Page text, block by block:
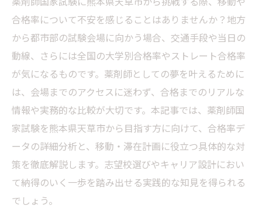
合格率について不安を感じることはありませんか？地方
から都市部の試験会場に向かう場合、交通手段や当日の
動線、さらには全国の大学別合格率やストレート合格率
が気になるものです。薬剤師としての夢を叶えるために
は、会場までのアクセスに迷わず、合格までのリアルな
情報や実務的な比較が大切です。本記事では、薬剤師国
家試験を熊本県天草市から目指す方に向けて、合格率デ
ータの詳細分析と、移動・滞在計画に役立つ具体的な対
策を徹底解説します。志望校選びやキャリア設計におい
て納得のいく一歩を踏み出せる実践的な知見を得られる
でしょう。